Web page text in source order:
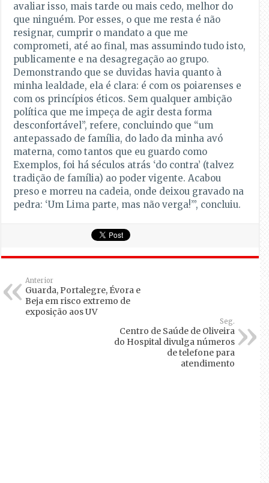
avaliar isso, mais tarde ou mais cedo, melhor do
que ninguém. Por esses, o que me resta é não
resignar, cumprir o mandato a que me
comprometi, até ao final, mas assumindo tudo isto,
publicamente e na desagregação ao grupo.
Demonstrando que se duvidas havia quanto à
minha lealdade, ela é clara: é com os poiarenses e
com os princípios éticos. Sem qualquer ambição
política que me impeça de agir desta forma
desconfortável”, refere, concluindo que “um
antepassado de família, do lado da minha avó
materna, como tantos que eu guardo como
Exemplos, foi há séculos atrás ‘do contra’ (talvez
tradição de família) ao poder vigente. Acabou
preso e morreu na cadeia, onde deixou gravado na
pedra: ‘Um Lima parte, mas não verga!’”, concluiu.
Anterior
Guarda, Portalegre, Évora e
Beja em risco extremo de
exposição aos UV
Seg.
Centro de Saúde de Oliveira
do Hospital divulga números
de telefone para
atendimento